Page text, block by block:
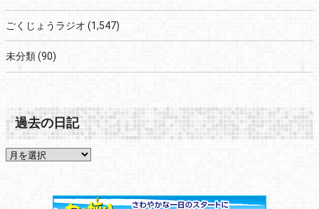
ごくじょうラジオ (1,547)
未分類(90)
過去の日記